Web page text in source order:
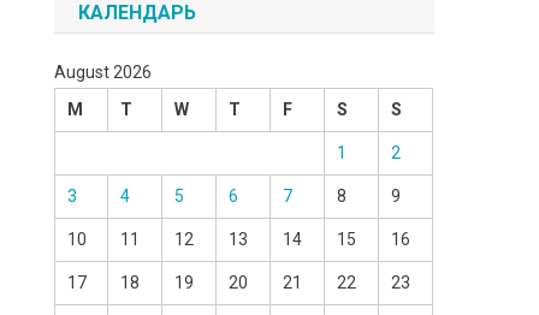
КАЛЕНДАРЬ
August 2026
M
T W T F S S
1 2
3 4 5 6 7 8 9
10 11 12 13 14 15 16
17 18 19 20 21 22 23